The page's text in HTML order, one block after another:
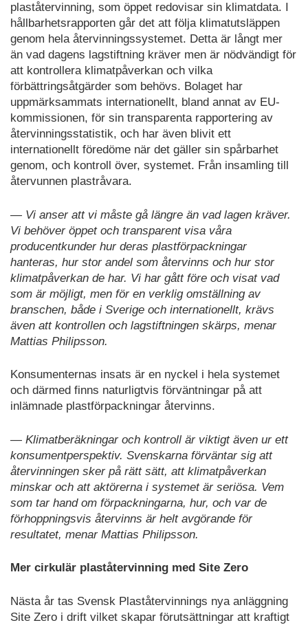
plaståtervinning, som öppet redovisar sin klimatdata. I
hållbarhetsrapporten går det att följa klimatutsläppen
genom hela återvinningssystemet. Detta är långt mer
än vad dagens lagstiftning kräver men är nödvändigt för
att kontrollera klimatpåverkan och vilka
förbättringsåtgärder som behövs. Bolaget har
uppmärksammats internationellt, bland annat av EU-
kommissionen, för sin transparenta rapportering av
återvinningsstatistik, och har även blivit ett
internationellt föredöme när det gäller sin spårbarhet
genom, och kontroll över, systemet. Från insamling till
återvunnen plastråvara.
— Vi anser att vi måste gå längre än vad lagen kräver.
Vi behöver öppet och transparent visa våra
producentkunder hur deras plastförpackningar
hanteras, hur stor andel som återvinns och hur stor
klimatpåverkan de har. Vi har gått före och visat vad
som är möjligt, men för en verklig omställning av
branschen, både i Sverige och internationellt, krävs
även att kontrollen och lagstiftningen skärps, menar
Mattias Philipsson.
Konsumenternas insats är en nyckel i hela systemet
och därmed finns naturligtvis förväntningar på att
inlämnade plastförpackningar återvinns.
— Klimatberäkningar och kontroll är viktigt även ur ett
konsumentperspektiv. Svenskarna förväntar sig att
återvinningen sker på rätt sätt, att klimatpåverkan
minskar och att aktörerna i systemet är seriösa. Vem
som tar hand om förpackningarna, hur, och var de
förhoppningsvis återvinns är helt avgörande för
resultatet, menar Mattias Philipsson.
Mer cirkulär plaståtervinning med Site Zero
Nästa år tas Svensk Plaståtervinnings nya anläggning
Site Zero i drift vilket skapar förutsättningar att kraftigt